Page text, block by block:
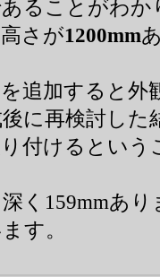
ることがわか
さが1200mm
追加すると外
に再検討した
付けるという
く159mmあ
す。